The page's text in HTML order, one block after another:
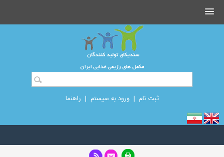
ثبت نام |ورود به سیستم | راهنما